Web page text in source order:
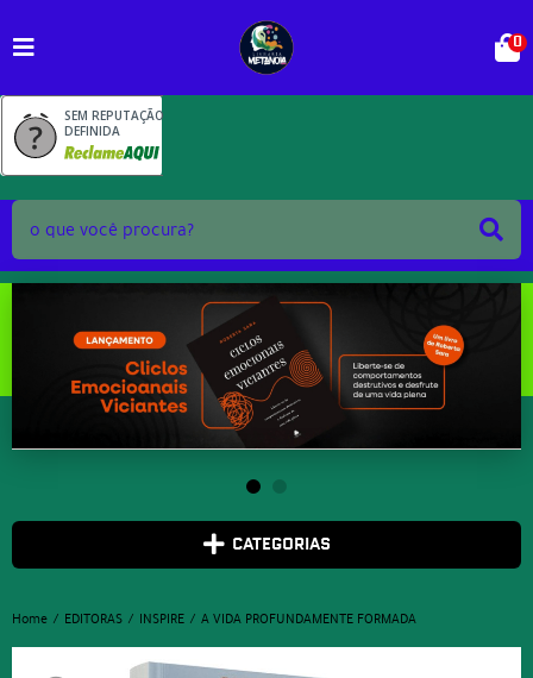
SEM REPUTAÇÃO
DEFINIDA
0
CATEGORIAS
Home EDITORAS INSPIRE A VIDA PROFUNDAMENTE FORMADA